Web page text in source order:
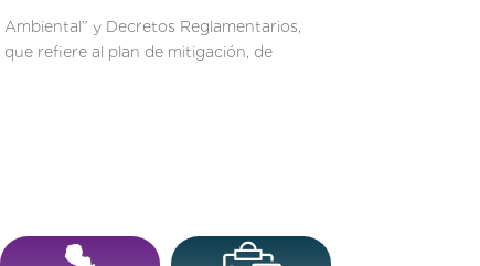
Decretos Reglamentarios,
refiere al plan de mitigación, de